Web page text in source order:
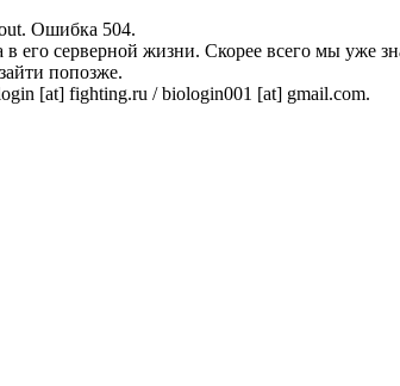
Ошибка 504.
его серверной жизни. Скорее всего мы уже
попозже.
[at] fighting.ru / biologin001 [at] gmail.com.